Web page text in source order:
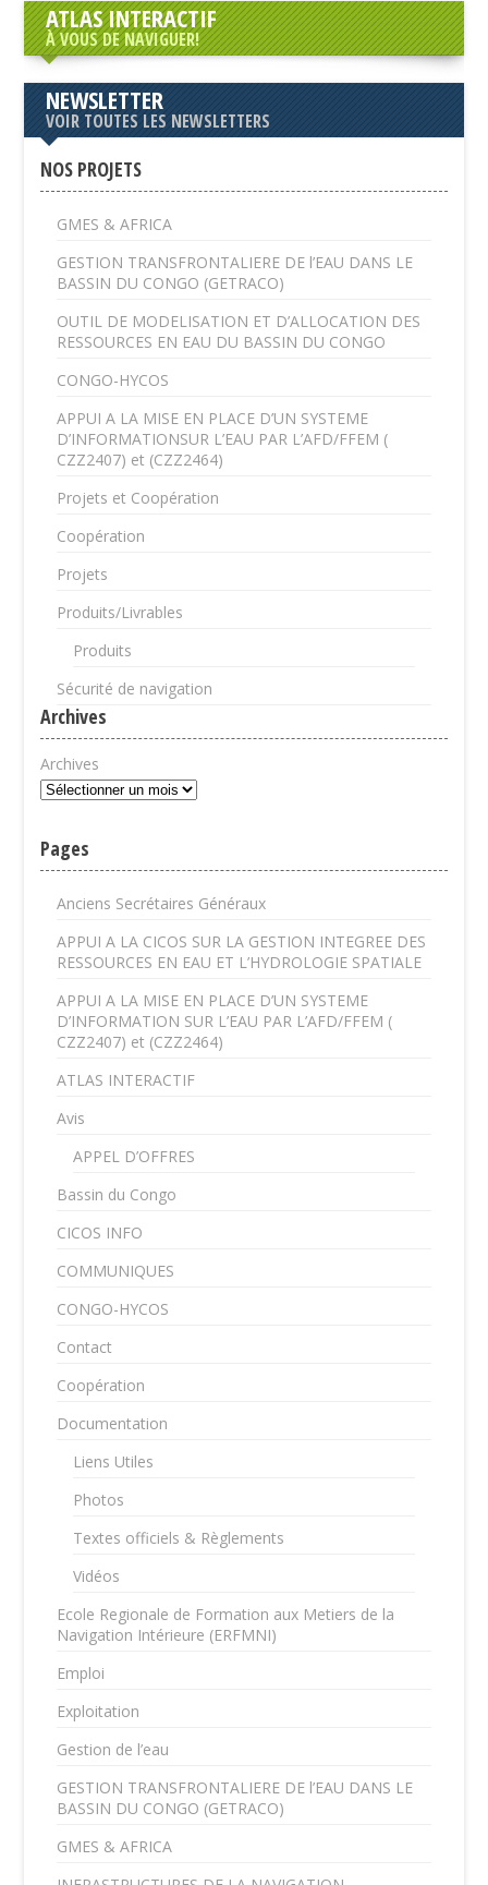
ATLAS INTERACTIF
À VOUS DE NAVIGUER!
NEWSLETTER
VOIR TOUTES LES NEWSLETTERS
NOS PROJETS
GMES & AFRICA
GESTION TRANSFRONTALIERE DE l’EAU DANS LE
BASSIN DU CONGO (GETRACO)
OUTIL DE MODELISATION ET D’ALLOCATION DES
RESSOURCES EN EAU DU BASSIN DU CONGO
CONGO-HYCOS
APPUI A LA MISE EN PLACE D’UN SYSTEME
D’INFORMATIONSUR L’EAU PAR L’AFD/FFEM (
CZZ2407) et (CZZ2464)
Projets et Coopération
Coopération
Projets
Produits/Livrables
Produits
Sécurité de navigation
Archives
Archives
Pages
Anciens Secrétaires Généraux
APPUI A LA CICOS SUR LA GESTION INTEGREE DES
RESSOURCES EN EAU ET L’HYDROLOGIE SPATIALE
APPUI A LA MISE EN PLACE D’UN SYSTEME
D’INFORMATION SUR L’EAU PAR L’AFD/FFEM (
CZZ2407) et (CZZ2464)
ATLAS INTERACTIF
Avis
APPEL D’OFFRES
Bassin du Congo
CICOS INFO
COMMUNIQUES
CONGO-HYCOS
Contact
Coopération
Documentation
Liens Utiles
Photos
Textes officiels & Règlements
Vidéos
Ecole Regionale de Formation aux Metiers de la
Navigation Intérieure (ERFMNI)
Emploi
Exploitation
Gestion de l’eau
GESTION TRANSFRONTALIERE DE l’EAU DANS LE
BASSIN DU CONGO (GETRACO)
GMES & AFRICA